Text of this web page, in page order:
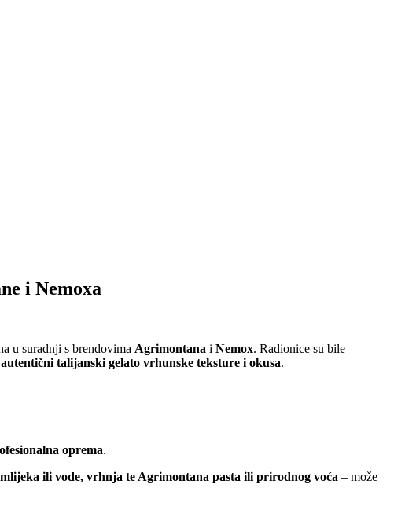
i Nemoxa
u suradnji s brendovima Agrimontana i Nemox. Radionice su bile
autentični talijanski gelato vrhunske teksture i okusa.
oprema.
mlijeka ili vode, vrhnja te Agrimontana pasta ili prirodnog voća – može